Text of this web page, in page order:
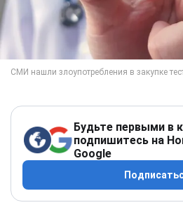
Будьте первыми в
подпишитесь на
Google